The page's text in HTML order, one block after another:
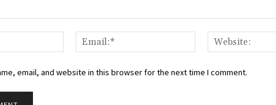
Name:*
Email:*
email, and website in this browser for the next time I comment.